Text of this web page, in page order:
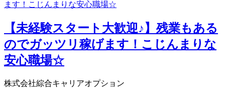
【未経験スタート大歓迎♪】残業もある
のでガッツリ稼げます！こじんまりな
安心職場☆
株式会社綜合キャリアオプション